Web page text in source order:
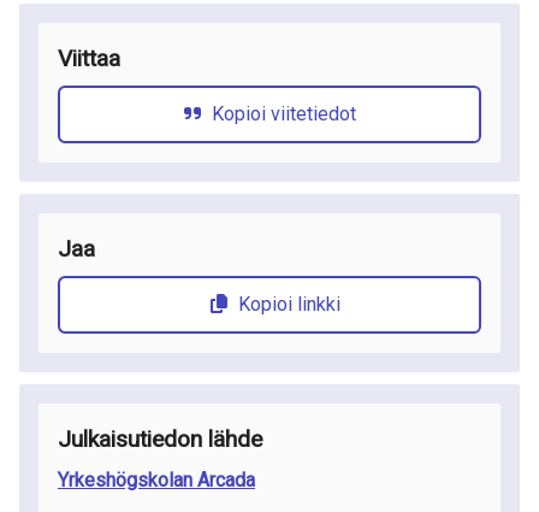
Viittaa
Kopioi viitetiedot
Jaa
Kopioi linkki
Julkaisutiedon lähde
Yrkeshögskolan Arcada